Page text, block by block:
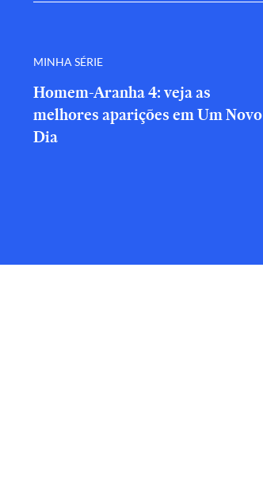
MINHA SÉRIE
Homem-Aranha 4: veja as
melhores aparições em Um Novo
Dia